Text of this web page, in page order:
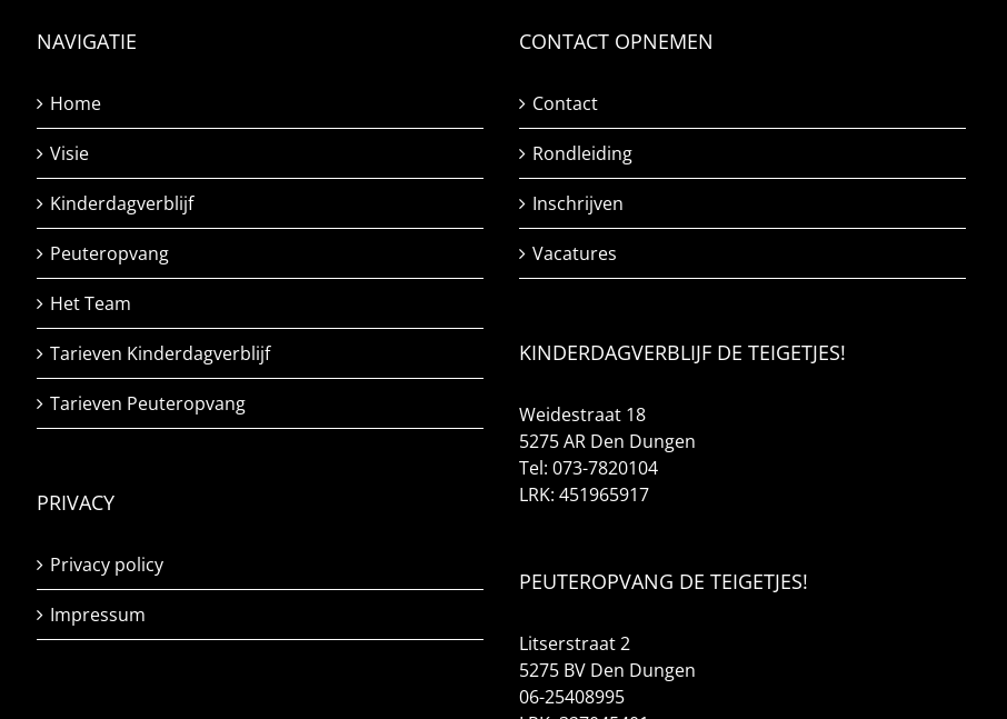
NAVIGATIE
Home
Visie
Kinderdagverblijf
Peuteropvang
Het Team
Tarieven Kinderdagverblijf
Tarieven Peuteropvang
PRIVACY
Privacy policy
Impressum
CONTACT OPNEMEN
Contact
Rondleiding
Inschrijven
Vacatures
KINDERDAGVERBLIJF DE TEIGETJES!
Weidestraat 18
5275 AR Den Dungen
Tel: 073-7820104
LRK: 451965917
PEUTEROPVANG DE TEIGETJES!
Litserstraat 2
5275 BV Den Dungen
06-25408995